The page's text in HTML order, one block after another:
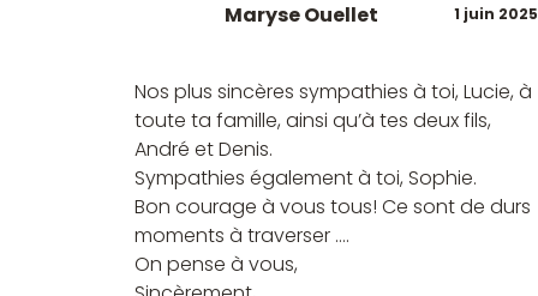
1 juin 2025
Maryse Ouellet
Nos plus sincères sympathies à toi, Lucie, à
toute ta famille, ainsi qu’à tes deux fils,
André et Denis.
Sympathies également à toi, Sophie.
Bon courage à vous tous! Ce sont de durs
moments à traverser ….
On pense à vous,